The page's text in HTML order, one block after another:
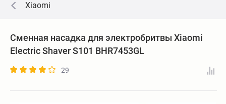
Xiaomi
Сменная насадка для электробритвы Xiaomi
Electric Shaver S101 BHR7453GL
29